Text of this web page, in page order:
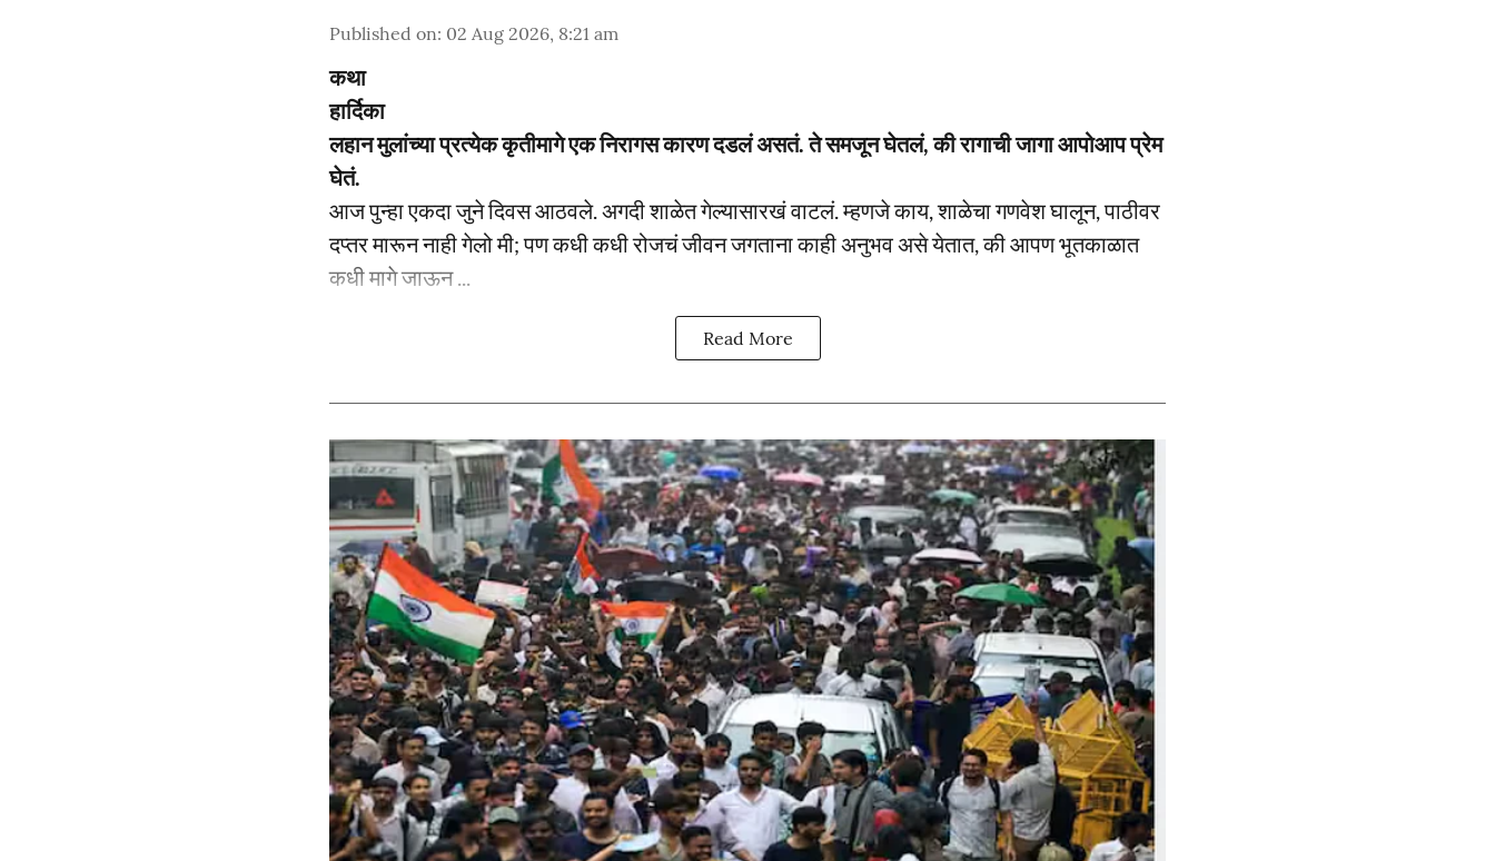
Published on: 02 Aug 2026, 8:21 am
कथा
हार्दिका
लहान मुलांच्या प्रत्येक कृतीमागे एक निरागस कारण दडलं असतं. ते समजून घेतलं, की रागाची जागा आपोआप प्रेम
घेतं.
आज पुन्हा एकदा जुने दिवस आठवले. अगदी शाळेत गेल्यासारखं वाटलं. म्हणजे काय, शाळेचा गणवेश घालून, पाठीवर
दप्तर मारून नाही गेलो मी; पण कधी कधी रोजचं जीवन जगताना काही अनुभव असे येतात, की आपण भूतकाळात
कधी मागे जाऊन ...
Read More